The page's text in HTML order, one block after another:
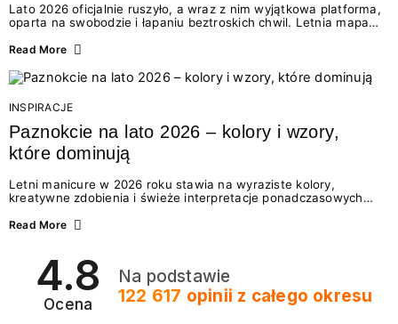
Lato 2026 oficjalnie ruszyło, a wraz z nim wyjątkowa platforma,
oparta na swobodzie i łapaniu beztroskich chwil. Letnia mapa
doświadczenia wakacji – od spontanicznych wyjazdów, przez
Motywem przewodnim jest eksplorowanie i kolekcjonowanie
letnich momentów. Z tej okazji przygotowaliśmy coś absolutnie
wyjątkowego: wielki konkurs z wakacje.pl oraz dawkę
najgorętszych trendów w...
Read More
INSPIRACJE
Paznokcie na lato 2026 – kolory i wzory,
które dominują
Letni manicure w 2026 roku stawia na wyraziste kolory,
kreatywne zdobienia i świeże interpretacje ponadczasowych
zarówno energetycznych odcieni inspirowanych wakacjami, jak
2026? Znajdź inspirację dla swojego manicure!
Read More
4.8
Ocena
Na podstawie
122 617 opinii z całego okresu